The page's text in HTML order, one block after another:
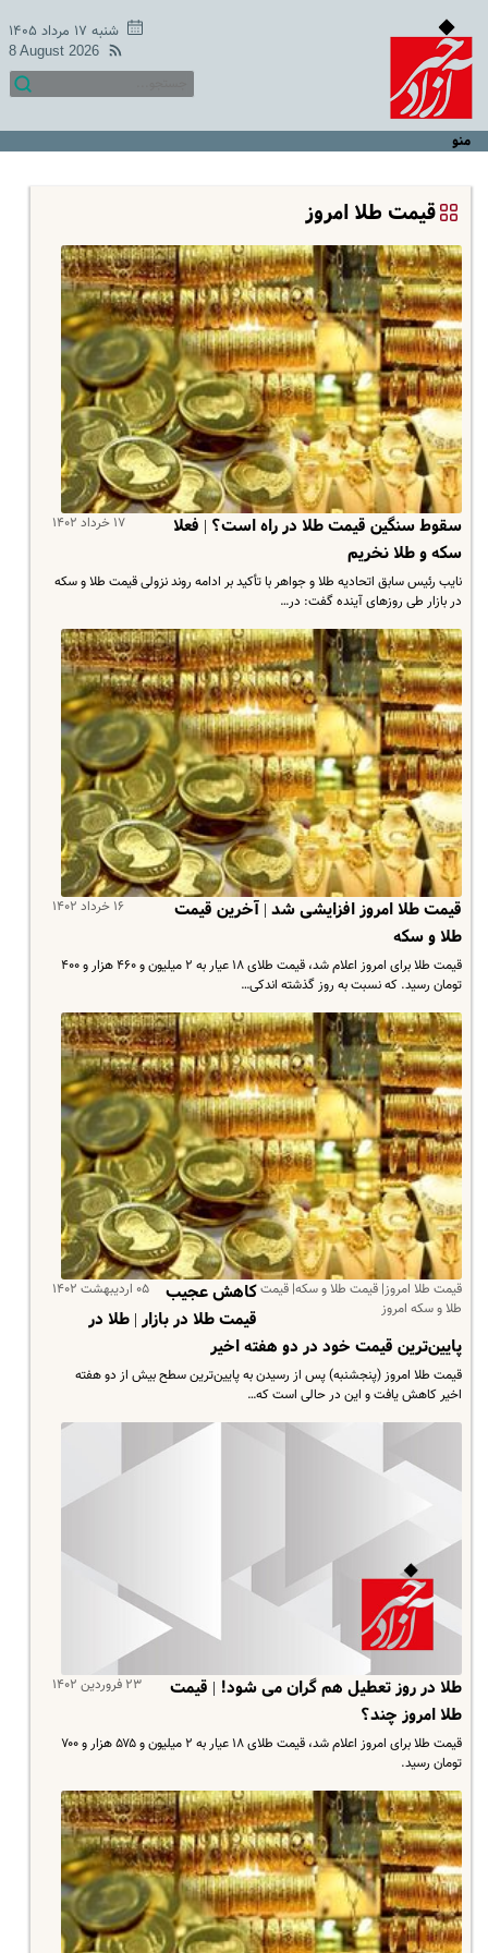
شنبه ۱۷ مرداد ۱۴۰۵
8 August 2026
منو
قیمت طلا امروز
۱۷ خرداد ۱۴۰۲
سقوط سنگین قیمت طلا در راه است؟ | فعلا
سکه و طلا نخریم
نایب رئیس سابق اتحادیه طلا و جواهر با تأکید بر ادامه روند نزولی قیمت طلا و سکه
در بازار طی روزهای آینده گفت: در…
۱۶ خرداد ۱۴۰۲
قیمت طلا امروز افزایشی شد | آخرین قیمت
طلا و سکه
قیمت طلا برای امروز اعلام شد، قیمت طلای ۱۸ عیار به ۲ میلیون و ۴۶۰ هزار و ۴۰۰
تومان رسید. که نسبت به روز گذشته اندکی…
قیمت طلا امروز| قیمت طلا و سکه| قیمت
طلا و سکه امروز
۰۵ اردیبهشت ۱۴۰۲
کاهش عجیب
قیمت طلا در بازار | طلا در
پایین‌ترین قیمت خود در دو هفته اخیر
قیمت طلا امروز (پنجشنبه) پس از رسیدن به پایین‌ترین سطح بیش از دو هفته
اخیر کاهش یافت و این در حالی است که…
۲۳ فروردین ۱۴۰۲
طلا در روز تعطیل هم گران می شود! | قیمت
طلا امروز چند؟
قیمت طلا برای امروز اعلام شد، قیمت طلای ۱۸ عیار به ۲ میلیون و ۵۷۵ هزار و ۷۰۰
تومان رسید.